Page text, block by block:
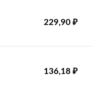
229,90 ₽
136,18 ₽